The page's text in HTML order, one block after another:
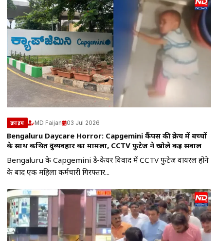
क्राइम MD Faijan 03 Jul 2026
Bengaluru Daycare Horror: Capgemini कैंपस की क्रेच में बच्चों
के साथ कथित दुर्व्यवहार का मामला, CCTV फुटेज ने खोले कई सवाल
Bengaluru के Capgemini डे-केयर विवाद में CCTV फुटेज वायरल होने
के बाद एक महिला कर्मचारी गिरफ्तार...